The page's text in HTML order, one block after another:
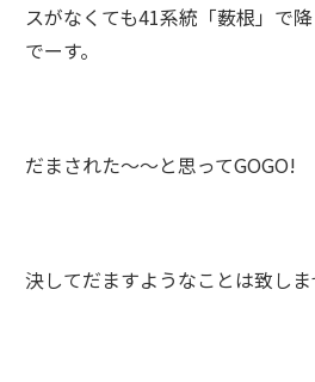
スがなくても41系統「薮根」で
でーす。
だまされた～～と思ってGOGO!
決してだますようなことは致しま